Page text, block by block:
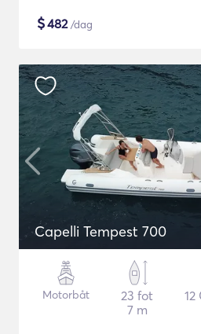
$482/dag
Capelli Tempest 700
Motorbåt
23 fot
7 m
12